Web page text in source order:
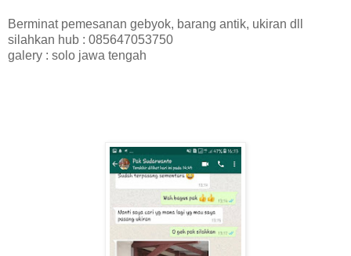
Berminat pemesanan gebyok, barang antik, ukiran dll
silahkan hub : 085647053750
galery : solo jawa tengah